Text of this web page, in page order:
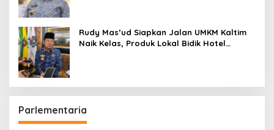
Rudy Mas’ud Siapkan Jalan UMKM Kaltim
Naik Kelas, Produk Lokal Bidik Hotel
Parlementaria